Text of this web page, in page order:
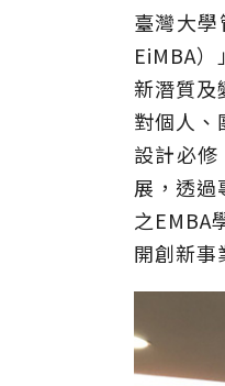
臺灣大
EiMBA
新潛質及
對個人、
設計必
展，透過
之EMBA
開創新事